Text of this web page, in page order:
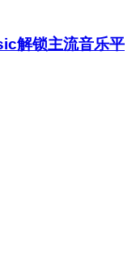
解锁主流音乐平